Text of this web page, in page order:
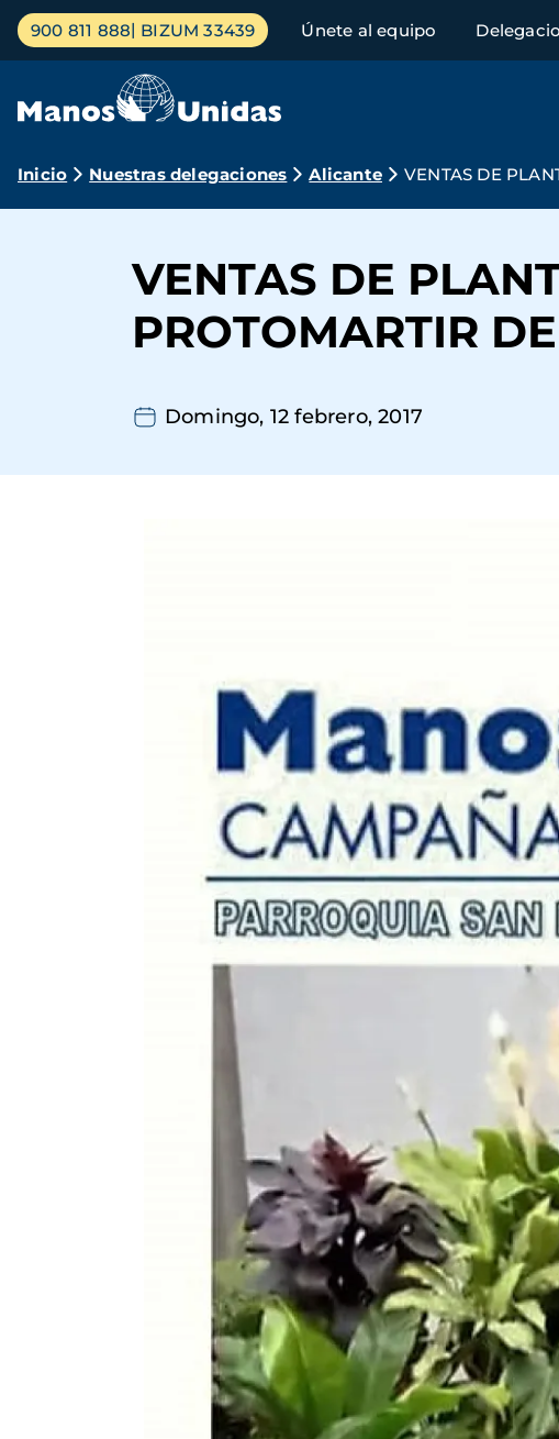
Pasar
contenido
Menú
principal
900 811 888 BIZUM 33439 Únete al equipo
Ruta
navegación
Inicio Nuestras delegaciones Alicante VENTAS DE
VENTAS DE
PROTOMARTIR
Domingo, 12 febrero, 2017